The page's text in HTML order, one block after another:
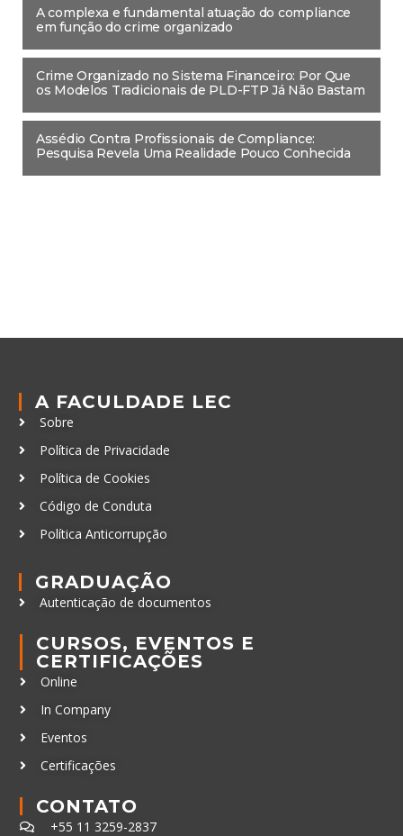
A complexa e fundamental atuação do compliance
em função do crime organizado
Crime Organizado no Sistema Financeiro: Por Que
os Modelos Tradicionais de PLD-FTP Já Não Bastam
Assédio Contra Profissionais de Compliance:
Pesquisa Revela Uma Realidade Pouco Conhecida
A FACULDADE LEC
Sobre
Política de Privacidade
Política de Cookies
Código de Conduta
Política Anticorrupção
GRADUAÇÃO
Autenticação de documentos
CURSOS, EVENTOS E
CERTIFICAÇÕES
Online
In Company
Eventos
Certificações
CONTATO
+55 11 3259-2837